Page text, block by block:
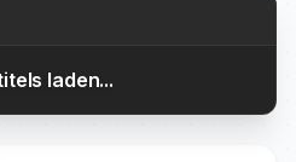
laden...